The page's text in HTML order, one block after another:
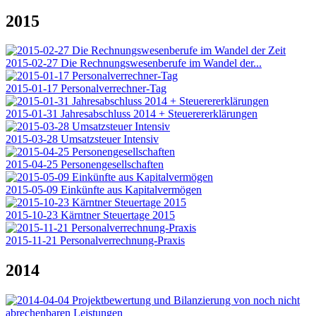
2015
2015-02-27 Die Rechnungswesenberufe im Wandel der...
2015-01-17 Personalverrechner-Tag
2015-01-31 Jahresabschluss 2014 + Steuerererklärungen
2015-03-28 Umsatzsteuer Intensiv
2015-04-25 Personengesellschaften
2015-05-09 Einkünfte aus Kapitalvermögen
2015-10-23 Kärntner Steuertage 2015
2015-11-21 Personalverrechnung-Praxis
2014